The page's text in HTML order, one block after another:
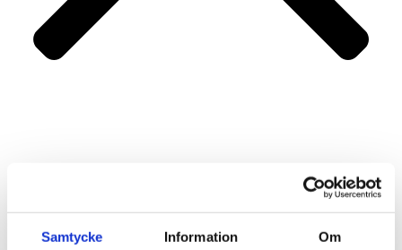
Samtycke Information Om